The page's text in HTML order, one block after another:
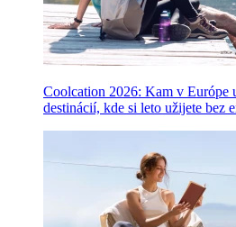
Coolcation 2026: Kam v Európe
destinácií, kde si leto užijete bez